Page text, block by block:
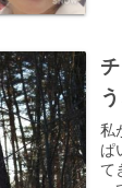
私
ぱ
て